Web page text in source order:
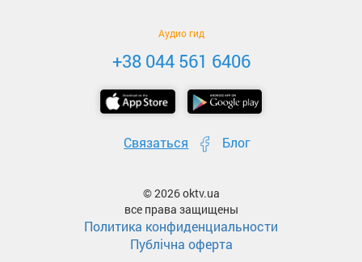
Аудио гид
+38 044 561 6406
Связаться Блог
© 2026 oktv.ua
все права защищены
Политика конфиденциальности
Публічна оферта